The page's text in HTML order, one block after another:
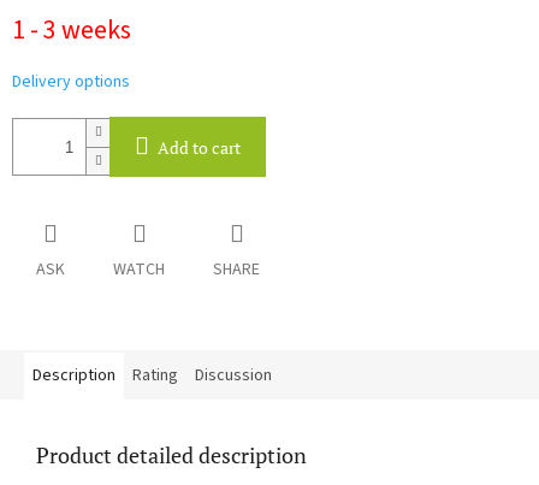
price:
1 - 3 weeks
Delivery options
Add to cart
ASK WATCH SHARE
Description Rating Discussion
Product detailed description